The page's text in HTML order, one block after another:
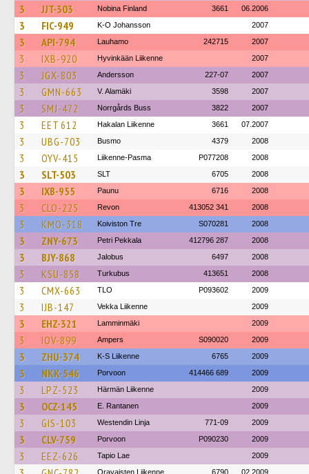
3 JJT-303 Nobina Finland 3661 06.2006
3 FIC-949 K-O Johansson 2007
3 API-794 Lauhamo 242715 2007
3 IXB-920 Hyvinkään Liikenne 2007
3 JGX-803 Andersson 227-07 2007
3 GMN-663 V. Alamäki 3598 2007
3 SMJ-472 Norrgårds Buss 3822 2007
3 EET 612 Hakalan Liikenne 3661 07.2007
3 UBG-703 Busmo 4379 2008
3 OYV-415 Liikenne-Pasma P077208 2008
3 SLT-503 SLT 6705 2008
3 IXB-955 Paunu 6716 2008
3 CLO-225 Revon 413052 341 2008
3 KMO-318 Koiviston Tre S070281 2008
3 ZNY-673 Petri Pekkala 412796 287 2008
3 BJY-868 Jalobus 6497 2008
3 KSU-858 Turkubus 413651 2008
3 CMX-663 TLO P093602 2009
3 IJB-147 Vekka Liikenne 2009
3 EHZ-321 Lamminmäki 2009
3 IOV-899 Ampers S090020 2009
3 ZHU-374 K-S Liikenne 6765 2009
3 NKK-546 Porvoon 414466 689 2009
3 LPZ-523 Härmän Liikenne 2009
3 OCZ-145 E. Rantanen 2009
3 GIS-103 Westendin Linja 771-09 2009
3 CLV-759 Porvoon P090230 2009
3 EEZ-626 Tapio Lae 2009
Oravaisten Liikenne 6790 02.2009